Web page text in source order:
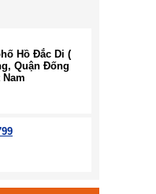
Hồ Đắc Di (
Quận Đống